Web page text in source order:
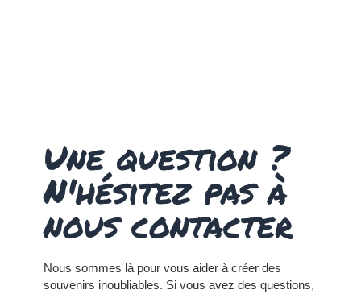
Une question ?
N'hésitez pas à
nous contacter
Nous sommes là pour vous aider à créer des
souvenirs inoubliables. Si vous avez des questions,